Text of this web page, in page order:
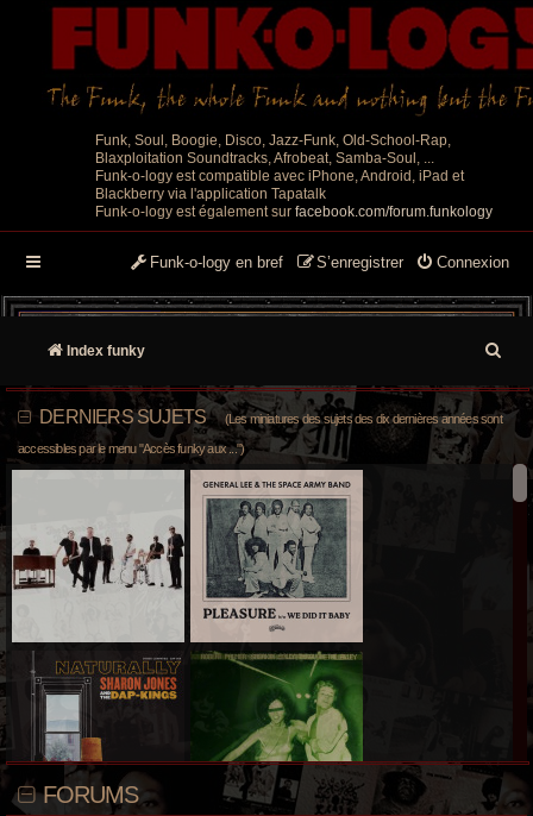
Funk, Soul, Boogie, Disco, Jazz-Funk, Old-School-Rap,
Blaxploitation Soundtracks, Afrobeat, Samba-Soul, ...
Funk-o-logy est compatible avec iPhone, Android, iPad et
Blackberry via l'application Tapatalk
Funk-o-logy est également sur facebook.com/forum.funkology
Connexion
S’enregistrer
Funk-o-logy en bref
Index funky
e
o
o
DERNIERS SUJETS(Les miniatures des sujets des dix dernières années sont
accessibles par le menu "Accès funky aux ...")
FORUMS